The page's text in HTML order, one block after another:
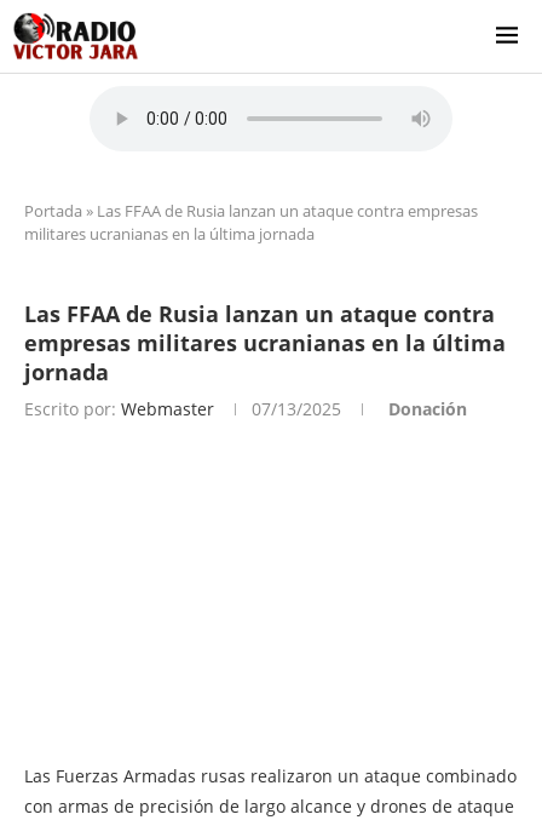
Portada » Las FFAA de Rusia lanzan un ataque contra empresas
militares ucranianas en la última jornada
Las FFAA de Rusia lanzan un ataque contra
empresas militares ucranianas en la última
jornada
Escrito por: Webmaster 07/13/2025 Donación
Las Fuerzas Armadas rusas realizaron un ataque combinado
con armas de precisión de largo alcance y drones de ataque